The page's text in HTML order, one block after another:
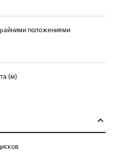
положениями
(м)